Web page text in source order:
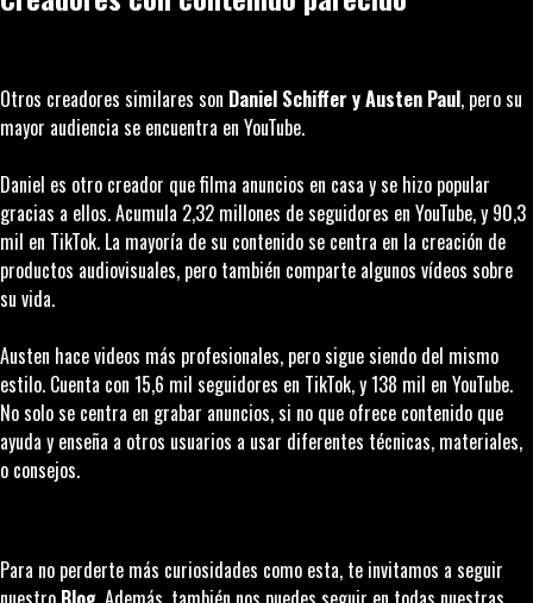
Otros creadores similares son Daniel Schiffer y Austen Paul, pero su
mayor audiencia se encuentra en YouTube.
Daniel es otro creador que filma anuncios en casa y se hizo popular
gracias a ellos. Acumula 2,32 millones de seguidores en YouTube, y 90,3
mil en TikTok. La mayoría de su contenido se centra en la creación de
productos audiovisuales, pero también comparte algunos vídeos sobre
su vida.
Austen hace videos más profesionales, pero sigue siendo del mismo
estilo. Cuenta con 15,6 mil seguidores en TikTok, y 138 mil en YouTube.
No solo se centra en grabar anuncios, si no que ofrece contenido que
ayuda y enseña a otros usuarios a usar diferentes técnicas, materiales,
o consejos.
Para no perderte más curiosidades como esta, te invitamos a seguir